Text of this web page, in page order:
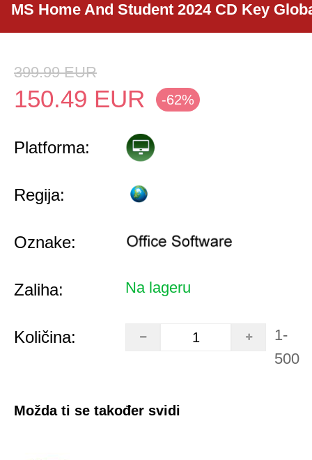
MS Home And Student 2024 CD Key
399.99 EUR
150.49 EUR -62%
Platforma:
Regija:
Oznake:
Zaliha: Na lageru
Količina:
1-
500
Možda ti se također svidi